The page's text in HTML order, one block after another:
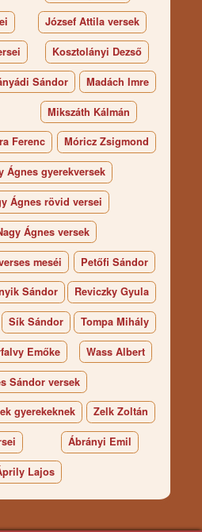
József Attila versek
Kosztolányi Dezső
Sándor Madách Imre
Mikszáth Kálmán
Ferenc Móricz Zsigmond
Ágnes gyerekversek
Ágnes rövid versei
Ágnes versek
meséi Petőfi Sándor
Sándor Reviczky Gyula
Sík Sándor Tompa Mihály
Emőke Wass Albert
Sándor versek
gyerekeknek Zelk Zoltán
Ábrányi Emil
Lajos